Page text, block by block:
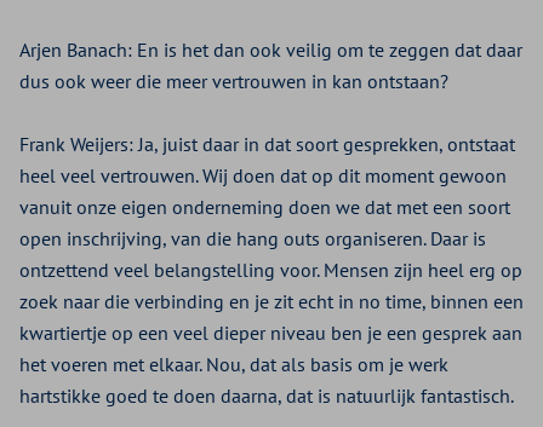
Arjen Banach: En is het dan ook veilig om te zeggen dat daar
dus ook weer die meer vertrouwen in kan ontstaan?
Frank Weijers: Ja, juist daar in dat soort gesprekken, ontstaat
heel veel vertrouwen. Wij doen dat op dit moment gewoon
vanuit onze eigen onderneming doen we dat met een soort
open inschrijving, van die hang outs organiseren. Daar is
ontzettend veel belangstelling voor. Mensen zijn heel erg op
zoek naar die verbinding en je zit echt in no time, binnen een
kwartiertje op een veel dieper niveau ben je een gesprek aan
het voeren met elkaar. Nou, dat als basis om je werk
hartstikke goed te doen daarna, dat is natuurlijk fantastisch.